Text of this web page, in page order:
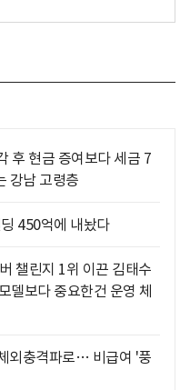
후 현금 증여보다 세금 7
강남 고령층
450억에 내놨다
챌린지 1위 이끈 김태수
델보다 중요한건 운영 체
외충격파로… 비급여 '풍